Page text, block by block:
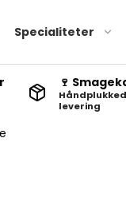
Specialiteter
🍷
levering